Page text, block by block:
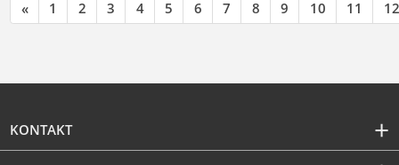
« 1 2 3 4 5 6 7 8 9 10 11 12
KONTAKT